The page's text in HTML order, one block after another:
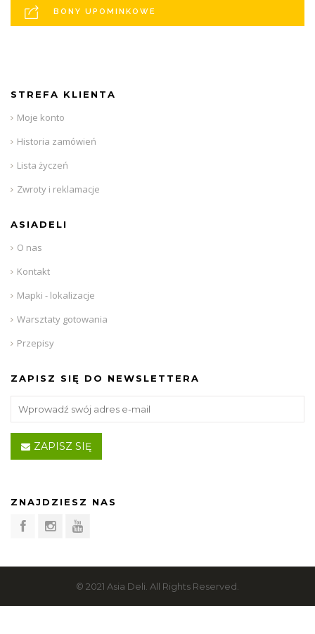
BONY UPOMINKOWE
STREFA KLIENTA
Moje konto
Historia zamówień
Lista życzeń
Zwroty i reklamacje
ASIADELI
O nas
Kontakt
Mapki - lokalizacje
Warsztaty gotowania
Przepisy
ZAPISZ SIĘ DO NEWSLETTERA
ZAPISZ SIĘ
ZNAJDZIESZ NAS
© 2021 Asia Deli. All Rights Reserved.